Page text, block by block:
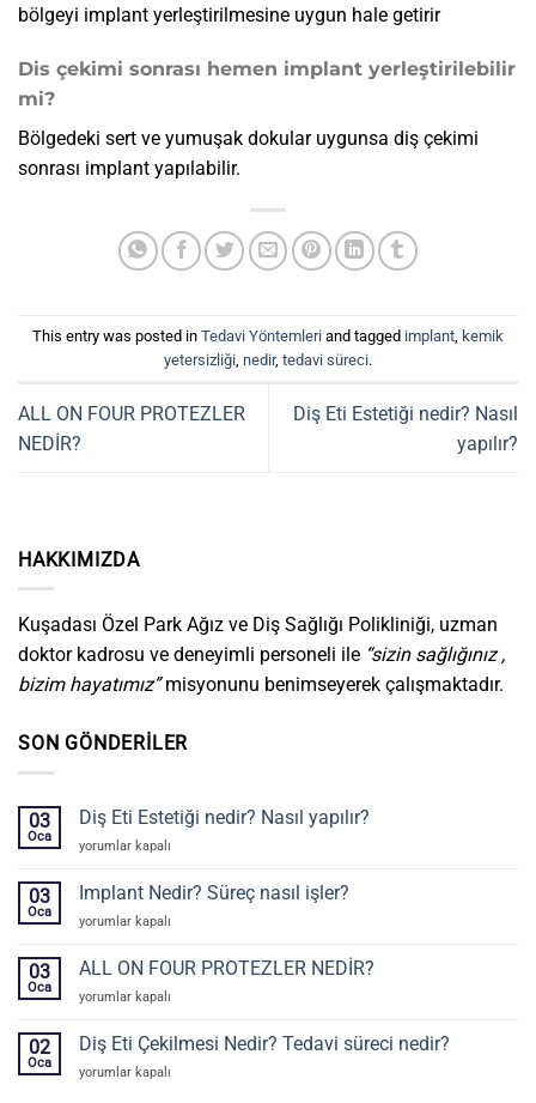
bölgeyi implant yerleştirilmesine uygun hale getirir
Dis çekimi sonrası hemen implant yerleştirilebilir
mi?
Bölgedeki sert ve yumuşak dokular uygunsa diş çekimi
sonrası implant yapılabilir.
This entry was posted in Tedavi Yöntemleri and tagged implant kemik
yetersizliği nedir, tedavi süreci.
ALL ON FOUR PROTEZLER
NEDİR?
Diş Eti Estetiği nedir? Nasıl
yapılır?
HAKKIMIZDA
Kuşadası Özel Park Ağız ve Diş Sağlığı Polikliniği, uzman
doktor kadrosu ve deneyimli personeli ile “sizin sağlığınız ,
bizim hayatımız”misyonunu benimseyerek çalışmaktadır.
SON GÖNDERILER
03
Oca
Diş Eti Estetiği nedir? Nasıl yapılır?
Diş
Estetiği
nedir?
Nasıl
için
yorumlar kapalı
03
Oca
Implant Nedir? Süreç nasıl işler?
Implant
Süreç
işler?
yorumlar kapalı
03
Oca
ALL ON FOUR PROTEZLER NEDİR?
ALL
FOUR
PROTEZLER
NEDİR?
yorumlar kapalı
02
Oca
Diş Eti Çekilmesi Nedir? Tedavi süreci nedir?
Diş
yorumlar kapalı